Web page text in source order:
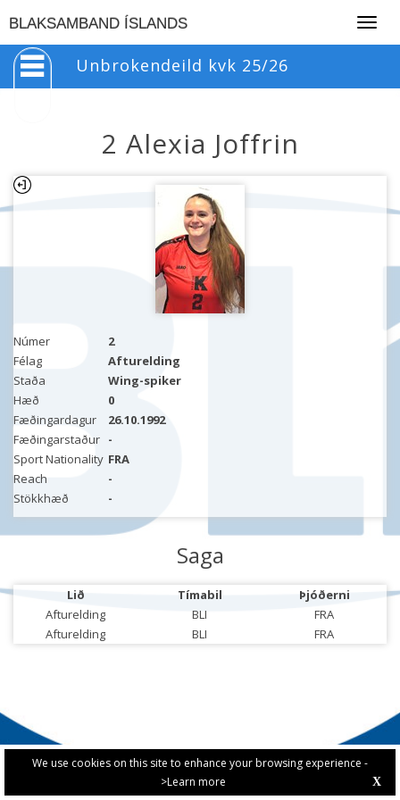
We use cookies on this site to enhance your browsing experience -
>Learn more
X
BLAKSAMBAND ÍSLANDS
Unbrokendeild kvk 25/26
2 Alexia Joffrin
Númer
2
Félag
Afturelding
Staða
Wing-spiker
Hæð
0
Fæðingardagur
26.10.1992
Fæðingarstaður -
Sport Nationality FRA
Reach
-
Stökkhæð
-
Saga
Lið Tímabil
Þjóðerni
Afturelding
BLI
FRA
Afturelding
BLI FRA